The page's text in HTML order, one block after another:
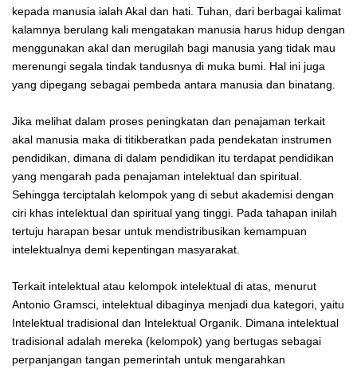
kepada manusia ialah Akal dan hati. Tuhan, dari berbagai kalimat
kalamnya berulang kali mengatakan manusia harus hidup dengan
menggunakan akal dan merugilah bagi manusia yang tidak mau
merenungi segala tindak tandusnya di muka bumi. Hal ini juga
yang dipegang sebagai pembeda antara manusia dan binatang.
Jika melihat dalam proses peningkatan dan penajaman terkait
akal manusia maka di titikberatkan pada pendekatan instrumen
pendidikan, dimana di dalam pendidikan itu terdapat pendidikan
yang mengarah pada penajaman intelektual dan spiritual.
Sehingga terciptalah kelompok yang di sebut akademisi dengan
ciri khas intelektual dan spiritual yang tinggi. Pada tahapan inilah
tertuju harapan besar untuk mendistribusikan kemampuan
intelektualnya demi kepentingan masyarakat.
Terkait intelektual atau kelompok intelektual di atas, menurut
Antonio Gramsci, intelektual dibaginya menjadi dua kategori, yaitu
Intelektual tradisional dan Intelektual Organik. Dimana intelektual
tradisional adalah mereka (kelompok) yang bertugas sebagai
perpanjangan tangan pemerintah untuk mengarahkan